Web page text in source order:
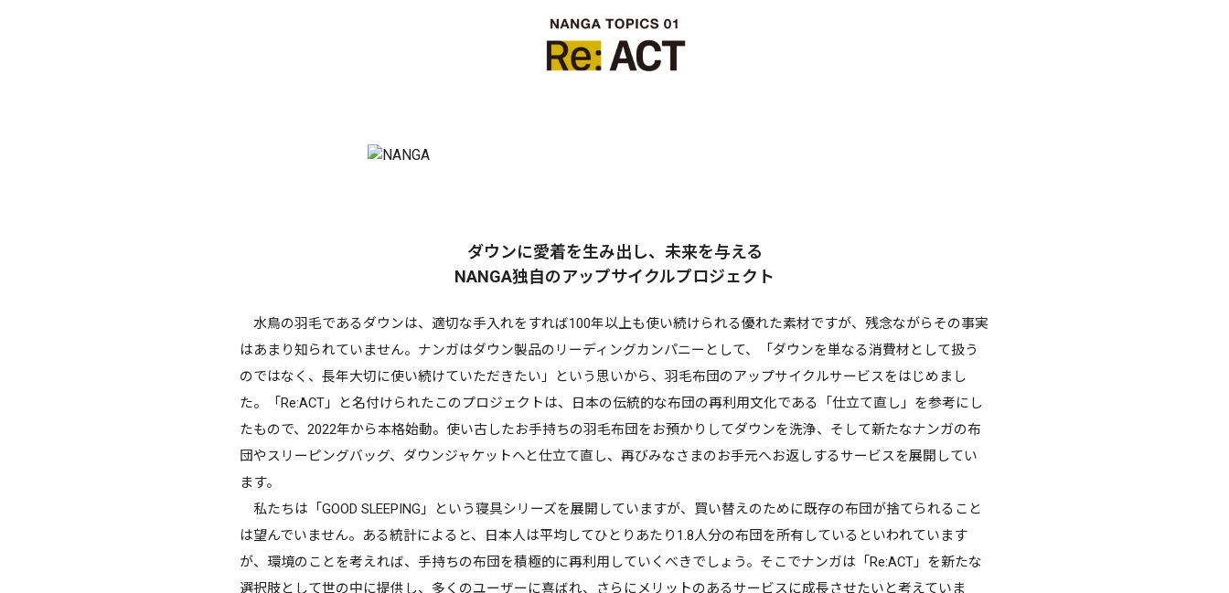
ダウンに愛着を生み出し、未来を与える
NANGA独自のアップサイクルプロジェクト
水鳥の羽毛であるダウンは、適切な手入れをすれば100年以上も使い続けられる優れた素材ですが、残念ながらその事実
はあまり知られていません。ナンガはダウン製品のリーディングカンパニーとして、「ダウンを単なる消費材として扱う
のではなく、長年大切に使い続けていただきたい」という思いから、羽毛布団のアップサイクルサービスをはじめまし
た。「Re:ACT」と名付けられたこのプロジェクトは、日本の伝統的な布団の再利用文化である「仕立て直し」を参考にし
たもので、2022年から本格始動。使い古したお手持ちの羽毛布団をお預かりしてダウンを洗浄、そして新たなナンガの布
団やスリーピングバッグ、ダウンジャケットへと仕立て直し、再びみなさまのお手元へお返しするサービスを展開してい
ます。
私たちは「GOOD SLEEPING」という寝具シリーズを展開していますが、買い替えのために既存の布団が捨てられること
は望んでいません。ある統計によると、日本人は平均してひとりあたり1.8人分の布団を所有しているといわれています
が、環境のことを考えれば、手持ちの布団を積極的に再利用していくべきでしょう。そこでナンガは「Re:ACT」を新たな
選択肢として世の中に提供し、多くのユーザーに喜ばれ、さらにメリットのあるサービスに成長させたいと考えていま